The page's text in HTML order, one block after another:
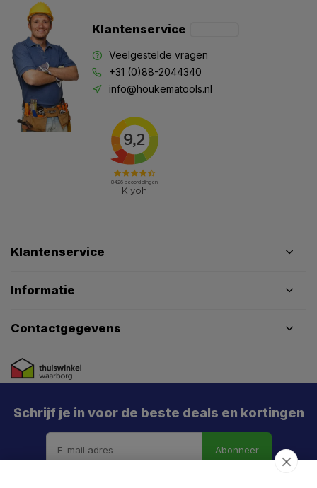
Klantenservice
Veelgestelde vragen
+31 (0)88-2044340
info@houkematools.nl
Klantenservice
Informatie
Contactgegevens
Schrijf je in voor de beste deals en kortingen
Abonneer